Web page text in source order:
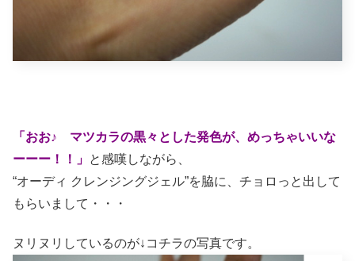
「おお♪ マツカラの黒々とした発色が、めっちゃいいな
ーーー！！」 と感嘆しながら、
“オーディ クレンジングジェル”を脇に、チョロっと出して
もらいまして・・・
ヌリヌリしているのが↓コチラの写真です。